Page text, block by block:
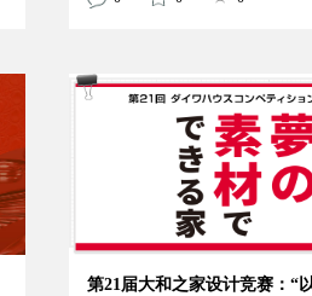
第21届大和之家设计竞赛：“